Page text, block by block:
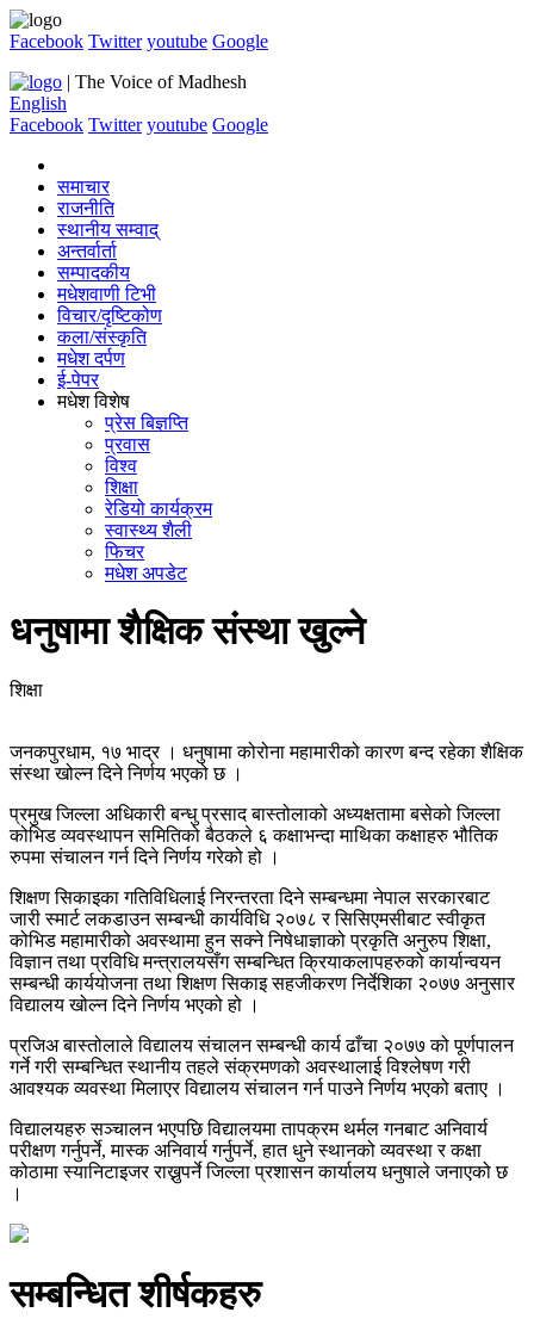
Facebook Twitter youtube Google
| The Voice of Madhesh
English
Facebook Twitter youtube Google
समाचार
राजनीति
स्थानीय सम्वाद्
अन्तर्वार्ता
सम्पादकीय
मधेशवाणी टिभी
विचार/दृष्टिकोण
कला/संस्कृति
मधेश दर्पण
ई-पेपर
मधेश विशेष
प्रेस बिज्ञप्ति
प्रवास
विश्व
शिक्षा
रेडियो कार्यक्रम
स्वास्थ्य शैली
फिचर
मधेश अपडेट
धनुषामा शैक्षिक संस्था खुल्ने
शिक्षा
जनकपुरधाम, १७ भाद्र । धनुषामा कोरोना महामारीको कारण बन्द रहेका शैक्षिक
संस्था खोल्न दिने निर्णय भएको छ ।
प्रमुख जिल्ला अधिकारी बन्धु प्रसाद बास्तोलाको अध्यक्षतामा बसेको जिल्ला
कोभिड व्यवस्थापन समितिको बैठकले ६ कक्षाभन्दा माथिका कक्षाहरु भौतिक
रुपमा संचालन गर्न दिने निर्णय गरेको हो ।
शिक्षण सिकाइका गतिविधिलाई निरन्तरता दिने सम्बन्धमा नेपाल सरकारबाट
जारी स्मार्ट लकडाउन सम्बन्धी कार्यविधि २०७८ र सिसिएमसीबाट स्वीकृत
कोभिड महामारीको अवस्थामा हुन सक्ने निषेधाज्ञाको प्रकृति अनुरुप शिक्षा,
विज्ञान तथा प्रविधि मन्त्रालयसँग सम्बन्धित क्रियाकलापहरुको कार्यान्वयन
सम्बन्धी कार्ययोजना तथा शिक्षण सिकाइ सहजीकरण निर्देशिका २०७७ अनुसार
विद्यालय खोल्न दिने निर्णय भएको हो ।
प्रजिअ बास्तोलाले विद्यालय संचालन सम्बन्धी कार्य ढाँचा २०७७ को पूर्णपालन
गर्ने गरी सम्बन्धित स्थानीय तहले संक्रमणको अवस्थालाई विश्लेषण गरी
आवश्यक व्यवस्था मिलाएर विद्यालय संचालन गर्न पाउने निर्णय भएको बताए ।
विद्यालयहरु सञ्चालन भएपछि विद्यालयमा तापक्रम थर्मल गनबाट अनिवार्य
परीक्षण गर्नुपर्ने, मास्क अनिवार्य गर्नुपर्ने, हात धुने स्थानको व्यवस्था र कक्षा
कोठामा स्यानिटाइजर राख्नुपर्ने जिल्ला प्रशासन कार्यालय धनुषाले जनाएको छ
।
सम्बन्धित शीर्षकहरु